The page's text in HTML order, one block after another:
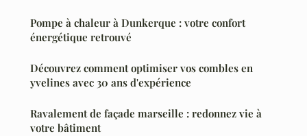
Pompe à chaleur à Dunkerque : votre confort
énergétique retrouvé
Découvrez comment optimiser vos combles en
yvelines avec 30 ans d'expérience
Ravalement de façade marseille : redonnez vie à
votre bâtiment